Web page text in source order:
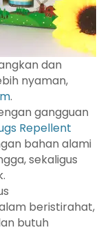
dan
nyaman,
.
gangguan
Repellent
bahan alami
sekaligus
beristirahat,
butuh